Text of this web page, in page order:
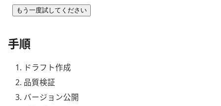
もう一度試してください
手順
ドラフト作成
品質検証
バージョン公開